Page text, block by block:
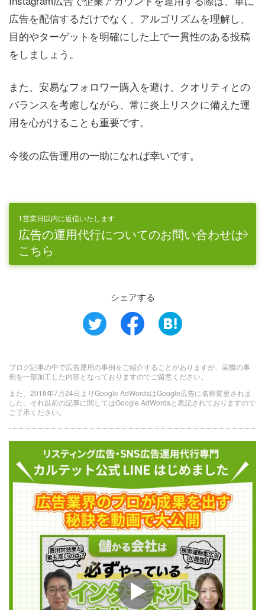
広告を配信するだけでなく、アルゴリズムを理解し、
目的やターゲットを明確にした上で一貫性のある投稿
をしましょう。
また、安易なフォロワー購入を避け、クオリティとの
バランスを考慮しながら、常に炎上リスクに備えた運
用を心がけることも重要です。
今後の広告運用の一助になれば幸いです。
1営業日以内に返信いたします
広告の運用代行についてのお問い合わせは
こちら
シェアする
ブログ記事の中で広告運用の事例をご紹介することがありますが、実際の事
例を一部加工した内容となっておりますのでご留意ください。
また、2018年7月24日よりGoogle AdWordsはGoogle広告に名称変更されま
した。それ以前の記事に関してはGoogle AdWordsと表記されておりますので
ご了承ください。